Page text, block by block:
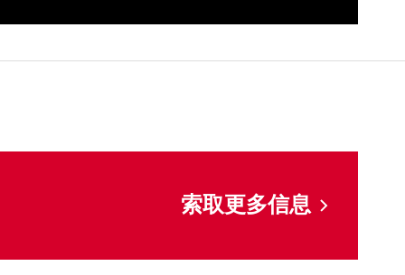
索取更多信息